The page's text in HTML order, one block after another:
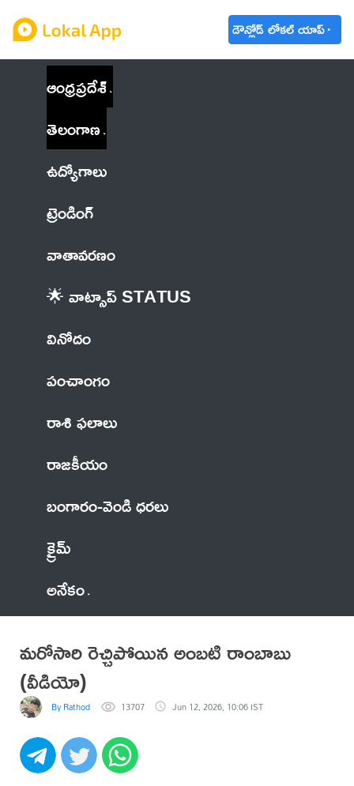
డౌన్లోడ్ లోకల్ యాప్
ఆంధ్రప్రదేశ్
తెలంగాణ
ఉద్యోగాలు
ట్రెండింగ్
వాతావరణం
🌟 వాట్సాప్ STATUS
వినోదం
పంచాంగం
రాశి ఫలాలు
రాజకీయం
బంగారం-వెండి ధరలు
క్రైమ్
అనేకం
మరోసారి రెచ్చిపోయిన అంబటి రాంబాబు
(వీడియో)
By Rathod 13707 Jun 12, 2026, 10:06 IST